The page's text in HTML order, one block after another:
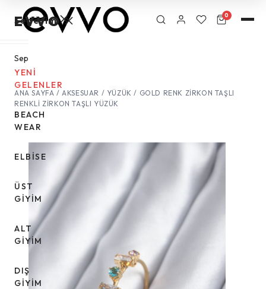
0
Sepetim
Sepetinizde
ürün
bulunmuyor.
EVVO
YENİ
GELENLER
BEACH
WEAR
ELBİSE
ÜST
GİYİM
ALT
GİYİM
DIŞ
GİYİM
ANA SAYFA /AKSESUAR / YÜZÜK / GOLD RENK ZIRKON TAŞLI
RENKLI ZIRKON TAŞLI YÜZÜK